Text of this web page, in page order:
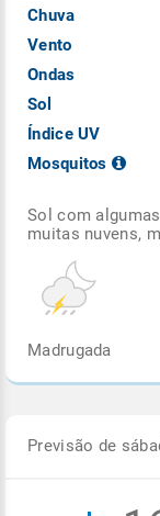
Chuva
Vento
Ondas
Sol
Índice UV
Mosquitos
Sol com
muitas nuvens,
Madrugada
Previsão de